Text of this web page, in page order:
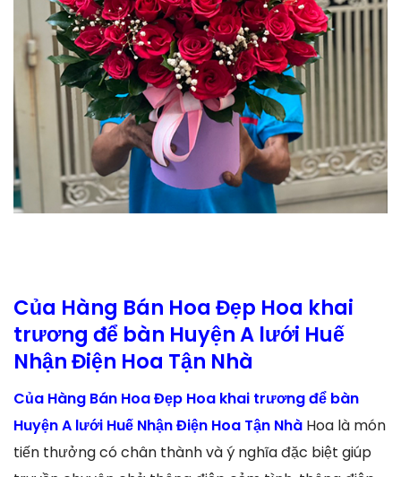
Của Hàng Bán Hoa Đẹp Hoa khai
trương để bàn Huyện A lưới Huế
Nhận Điện Hoa Tận Nhà
Của Hàng Bán Hoa Đẹp Hoa khai trương để bàn
Huyện A lưới Huế Nhận Điện Hoa Tận Nhà Hoa là món
tiến thưởng có chân thành và ý nghĩa đặc biệt giúp